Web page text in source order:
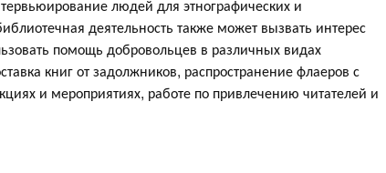
людей для этнографических и
деятельность также может вызвать интерес
помощь добровольцев в различных видах
книг от задолжников, распространение флаеров с
и мероприятиях, работе по привлечению читателей и